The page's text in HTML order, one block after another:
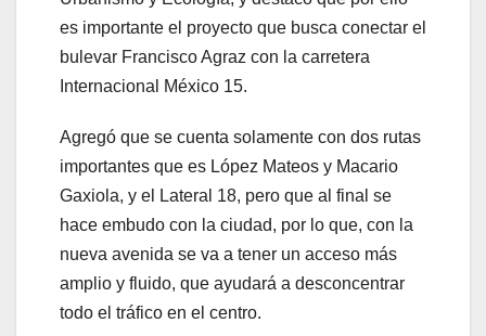
es importante el proyecto que busca conectar el
bulevar Francisco Agraz con la carretera
Internacional México 15.
Agregó que se cuenta solamente con dos rutas
importantes que es López Mateos y Macario
Gaxiola, y el Lateral 18, pero que al final se
hace embudo con la ciudad, por lo que, con la
nueva avenida se va a tener un acceso más
amplio y fluido, que ayudará a desconcentrar
todo el tráfico en el centro.